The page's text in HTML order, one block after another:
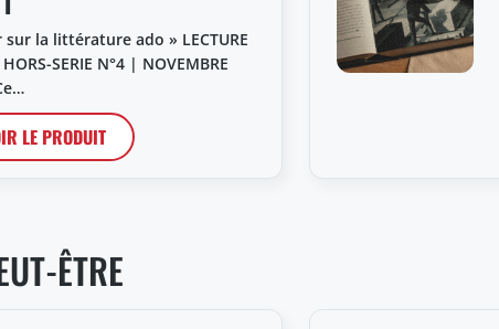
sur la littérature ado » LECTURE
HORS-SERIE N°4 | NOVEMBRE
LE PRODUIT
ÊTRE